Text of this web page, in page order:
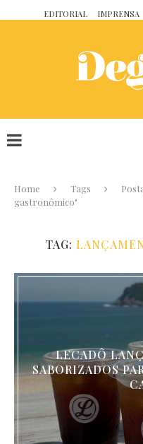
EDITORIAL IMPRENSA
Home Tags
gastronômico"
TAG:
LECADÔ
SABORIZADOS